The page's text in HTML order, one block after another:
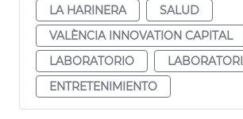
LA HARINERA
SALUD
VALÈNCIA INNOVATION CAPITAL
LABORATORIO
LABORATORI
ENTRETENIMIENTO